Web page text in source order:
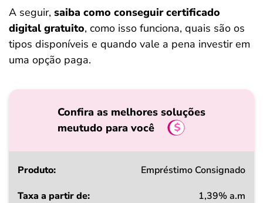
A seguir, saiba como conseguir certificado
digital gratuito, como isso funciona, quais são os
tipos disponíveis e quando vale a pena investir em
uma opção paga.
Confira as melhores soluções
meutudo para você
Produto
Empréstimo Consignado
1,39% a.m